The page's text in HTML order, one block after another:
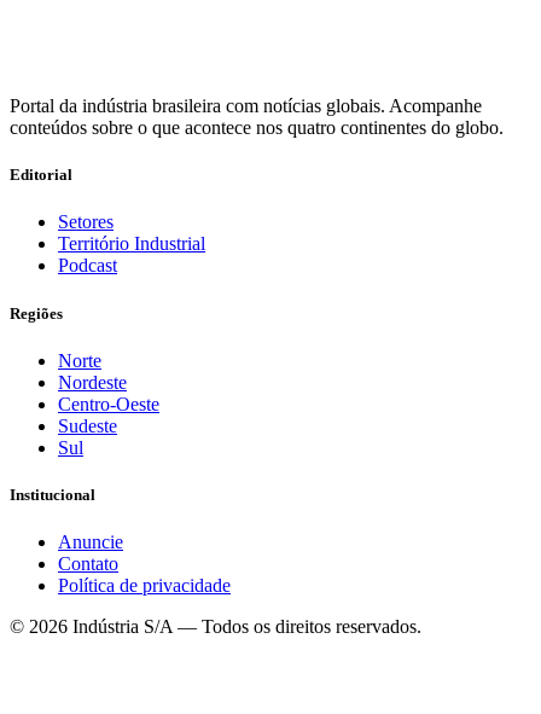
Portal da indústria brasileira com notícias globais. Acompanhe
conteúdos sobre o que acontece nos quatro continentes do globo.
Editorial
Setores
Território Industrial
Podcast
Regiões
Norte
Nordeste
Centro-Oeste
Sudeste
Sul
Institucional
Anuncie
Contato
Política de privacidade
© 2026 Indústria S/A — Todos os direitos reservados.